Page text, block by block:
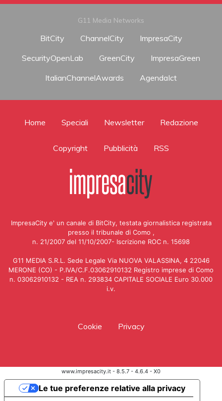
G11 Media Networks
BitCity ChannelCity
ImpresaCity
SecurityOpenLab
GreenCity
ImpresaGreen
ItalianChannelAwards
AgendaIct
Home Speciali Newsletter Redazione
Copyright Pubblicità RSS
ImpresaCity e' un canale di BitCity, testata giornalistica registrata
presso il tribunale di Como ,
n. 21/2007 del 11/10/2007- Iscrizione ROC n. 15698
G11 MEDIA S.R.L. Sede Legale Via NUOVA VALASSINA, 4 22046
MERONE (CO) - P.IVA/C.F.03062910132 Registro imprese di Como
n. 03062910132 - REA n. 293834 CAPITALE SOCIALE Euro 30.000
i.v.
Cookie Privacy
www.impresacity.it - 8.5.7 - 4.6.4 - X0
Le tue preferenze relative alla privacy